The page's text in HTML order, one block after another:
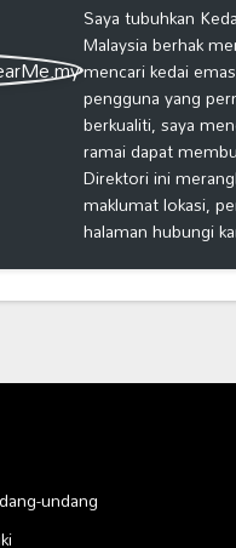
Saya tubuhkan
Malaysia berhak
mencari kedai
pengguna yang
berkualiti, saya
ramai dapat
Direktori ini
maklumat lokasi,
halaman hubungi
undang